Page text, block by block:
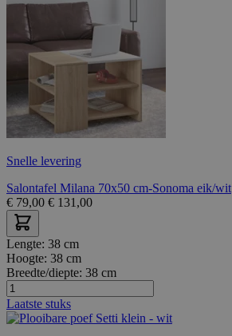
Snelle levering
Salontafel Milana 70x50 cm-Sonoma eik/wit
€ 79,00 € 131,00
Lengte: 38 cm
Hoogte: 38 cm
Breedte/diepte: 38 cm
Laatste stuks